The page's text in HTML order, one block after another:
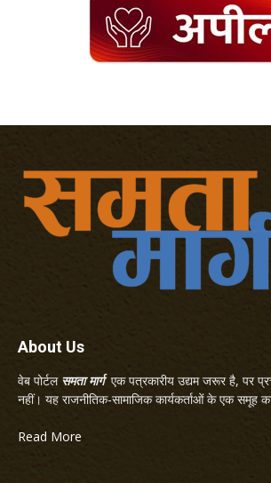
About Us
वेब पोर्टल समता मार्गएक पत्रकारीय उद्यम जरूर है, पर
नहीं। यह राजनीतिक-सामाजिक कार्यकर्ताओं के एक समूह
Read More